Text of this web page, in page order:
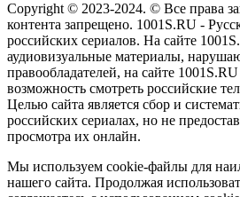
Copyright © 2023-2024. © Все права
контента запрещено. 1001S.RU -
российских сериалов. На сайте
аудиовизуальные материалы,
правообладателей, на сайте 1001S.RU
возможность смотреть российские
Целью сайта является сбор и
российских сериалах, но не
просмотра их онлайн.
Мы используем cookie-файлы для
нашего сайта. Продолжая